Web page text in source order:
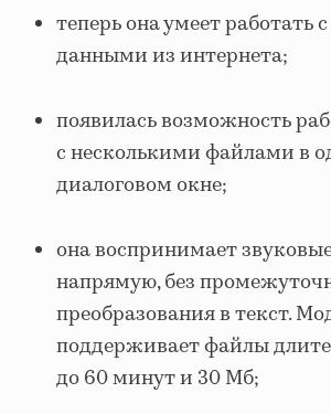
теперь она умеет работать
данными из интернета;
появилась возможность
с несколькими файлами в
диалоговом окне;
она воспринимает
напрямую, без
преобразования в текст.
поддерживает файлы
до 60 минут и 30 Мб;